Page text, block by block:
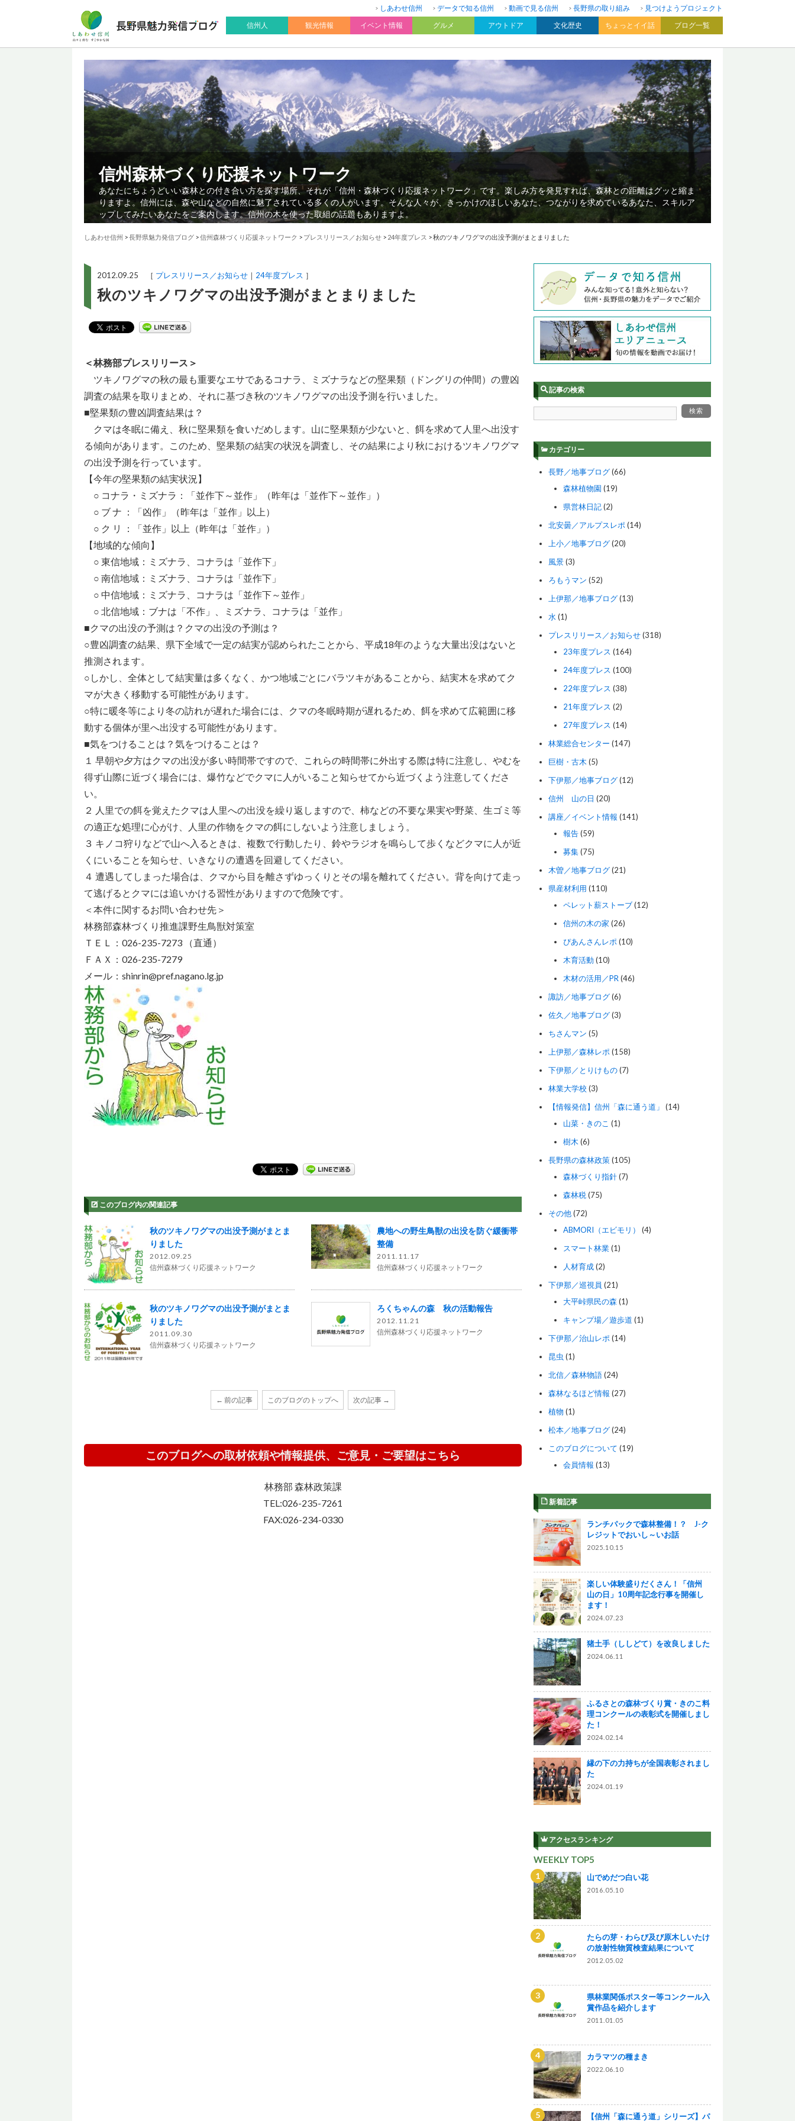
しあわせ信州 データで知る信州 動画で見る信州 長野県の取り組み
見つけようプロジェクト
信州人
観光情報 イベント情報 グルメ アウトドア 文化歴史 ちょっとイイ話 ブログ一覧
信州森林づくり応援ネットワーク
あなたにちょうどいい森林との付き合い方を探す場所、それが「信州・森林づくり応援ネットワーク」です。楽しみ方を発見すれば、森林との距離はグッと縮ま
りますよ。信州には、森や山などの自然に魅了されている多くの人がいます。そんな人々が、きっかけのほしいあなた、つながりを求めているあなた、スキルア
ップしてみたいあなたをご案内します。信州の木を使った取組の話題もありますよ。
しあわせ信州 >長野県魅力発信ブログ >信州森林づくり応援ネットワーク > プレスリリース／お知らせ > 24年度プレス >秋のツキノワグマの出没予測がまとまりました
2012.09.25 ［ プレスリリース／お知らせ 24年度プレス ］
秋のツキノワグマの出没予測がまとまりました
＜林務部プレスリリース＞
ツキノワグマの秋の最も重要なエサであるコナラ、ミズナラなどの堅果類（ドングリの仲間）の豊凶
調査の結果を取りまとめ、それに基づき秋のツキノワグマの出没予測を行いました。
■堅果類の豊凶調査結果は？
クマは冬眠に備え、秋に堅果類を食いだめします。山に堅果類が少ないと、餌を求めて人里へ出没す
る傾向があります。このため、堅果類の結実の状況を調査し、その結果により秋におけるツキノワグマ
の出没予測を行っています。
【今年の堅果類の結実状況】
○ コナラ・ミズナラ：「並作下～並作」（昨年は「並作下～並作」）
○ ブ ナ ：「凶作」（昨年は「並作」以上）
○ ク リ ：「並作」以上（昨年は「並作」）
【地域的な傾向】
○ 東信地域：ミズナラ、コナラは「並作下」
○ 南信地域：ミズナラ、コナラは「並作下」
○ 中信地域：ミズナラ、コナラは「並作下～並作」
○ 北信地域：ブナは「不作」、ミズナラ、コナラは「並作」
■クマの出没の予測は？クマの出没の予測は？
○豊凶調査の結果、県下全域で一定の結実が認められたことから、平成18年のような大量出没はないと
推測されます。
○しかし、全体として結実量は多くなく、かつ地域ごとにバラツキがあることから、結実木を求めてク
マが大きく移動する可能性があります。
○特に暖冬等により冬の訪れが遅れた場合には、クマの冬眠時期が遅れるため、餌を求めて広範囲に移
動する個体が里へ出没する可能性があります。
■気をつけることは？気をつけることは？
１ 早朝や夕方はクマの出没が多い時間帯ですので、これらの時間帯に外出する際は特に注意し、やむを
得ず山際に近づく場合には、爆竹などでクマに人がいること知らせてから近づくよう注意してくださ
い。
２ 人里での餌を覚えたクマは人里への出没を繰り返しますので、柿などの不要な果実や野菜、生ゴミ等
の適正な処理に心がけ、人里の作物をクマの餌にしないよう注意しましょう。
３ キノコ狩りなどで山へ入るときは、複数で行動したり、鈴やラジオを鳴らして歩くなどクマに人が近
くにいることを知らせ、いきなりの遭遇を回避してください。
４ 遭遇してしまった場合は、クマから目を離さずゆっくりとその場を離れてください。背を向けて走っ
て逃げるとクマには追いかける習性がありますので危険です。
＜本件に関するお問い合わせ先＞
林務部森林づくり推進課野生鳥獣対策室
ＴＥＬ：026-235-7273 （直通）
ＦＡＸ：026-235-7279
メール：shinrin@pref.nagano.lg.jp
このブログ内の関連記事
秋のツキノワグマの出没予測がまとま
りました
2012.09.25
信州森林づくり応援ネットワーク
農地への野生鳥獣の出没を防ぐ緩衝帯
整備
2011.11.17
信州森林づくり応援ネットワーク
秋のツキノワグマの出没予測がまとま
りました
2011.09.30
信州森林づくり応援ネットワーク
ろくちゃんの森 秋の活動報告
2012.11.21
信州森林づくり応援ネットワーク
← 前の記事 このブログのトップへ 次の記事 →
このブログへの取材依頼や情報提供、ご意見・ご要望はこちら
林務部 森林政策課
TEL:026-235-7261
FAX:026-234-0330
記事の検索
カテゴリー
長野／地事ブログ(66)
森林植物園 (19)
県営林日記(2)
北安曇／アルプスレポ (14)
上小／地事ブログ(20)
風景(3)
ろもうマン (52)
上伊那／地事ブログ(13)
水 (1)
プレスリリース／お知らせ(318)
23年度プレス (164)
24年度プレス (100)
22年度プレス (38)
21年度プレス (2)
27年度プレス (14)
林業総合センター (147)
巨樹・古木 (5)
下伊那／地事ブログ(12)
信州 山の日 (20)
講座／イベント情報 (141)
報告(59)
募集(75)
木曽／地事ブログ(21)
県産材利用 (110)
ペレット薪ストーブ(12)
信州の木の家 (26)
ぴあんさんレポ (10)
木育活動(10)
木材の活用／PR (46)
諏訪／地事ブログ(6)
佐久／地事ブログ(3)
ちさんマン (5)
上伊那／森林レポ (158)
下伊那／とりけもの(7)
林業大学校 (3)
【情報発信】信州「森に通う道」
(14)
山菜・きのこ (1)
樹木 (6)
長野県の森林政策(105)
森林づくり指針(7)
森林税 (75)
その他(72)
ABMORI（エビモリ）
(4)
スマート林業(1)
人材育成(2)
下伊那／巡視員 (21)
大平峠県民の森 (1)
キャンプ場／遊歩道 (1)
下伊那／治山レポ (14)
昆虫 (1)
北信／森林物語(24)
森林なるほど情報 (27)
植物 (1)
松本／地事ブログ(24)
このブログについて (19)
会員情報 (13)
新着記事
ランチパックで森林整備！？ J-ク
レジットでおいし～いお話
2025.10.15
楽しい体験盛りだくさん！「信州
山の日」10周年記念行事を開催し
ます！
2024.07.23
猪土手（ししどて）を改良しました
2024.06.11
ふるさとの森林づくり賞・きのこ料
理コンクールの表彰式を開催しまし
た！
2024.02.14
縁の下の力持ちが全国表彰されまし
た
2024.01.19
アクセスランキング
WEEKLY TOP5
山でめだつ白い花
2016.05.10
たらの芽・わらび及び原木しいたけ
の放射性物質検査結果について
2012.05.02
県林業関係ポスター等コンクール入
賞作品を紹介します
2011.01.05
カラマツの種まき
2022.06.10
【信州「森に通う道」シリーズ】パ